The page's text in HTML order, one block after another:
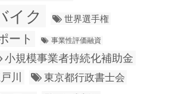
イク
世界選手権
ート 事業性評価融資
小規模事業者持続化補助金
川 東京都行政書士会